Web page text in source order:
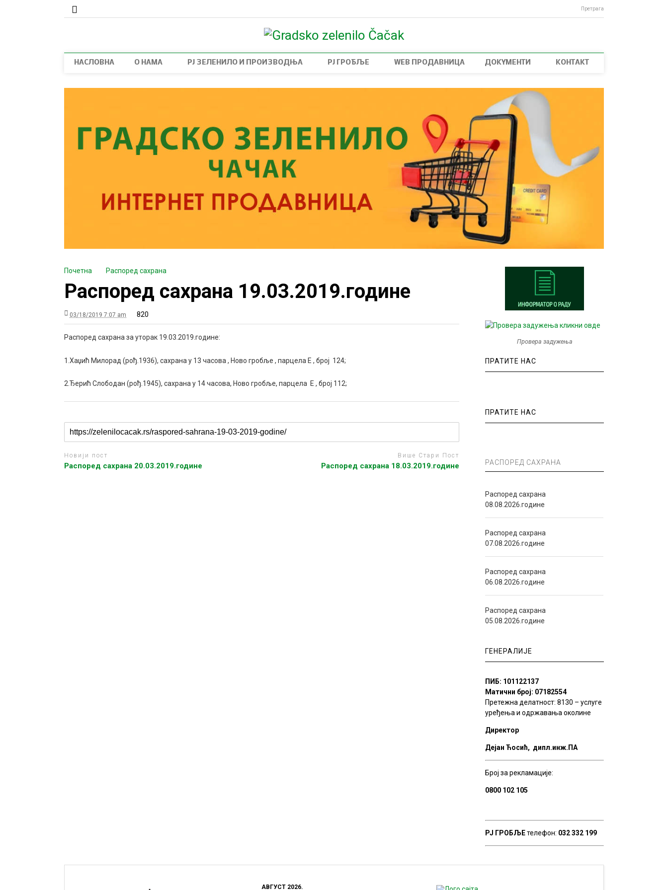
Претрага
НАСЛОВНА О НАМА РЈ ЗЕЛЕНИЛО И ПРОИЗВОДЊА РЈ ГРОБЉЕ WEB ПРОДАВНИЦА ДОКУМЕНТИ КОНТАКТ
Почетна Распоред сахрана
Распоред сахрана 19.03.2019.године
03/18/2019 7:07 am 820
Распоред сахрана за уторак 19.03.2019.године:
1.Хаџић Милорад (рођ.1936), сахрана у 13 часова , Ново гробље , парцела Е , број 124;
2.Ђерић Слободан (рођ.1945), сахрана у 14 часова, Ново гробље, парцела E , број 112;
Новији пост
Распоред сахрана 20.03.2019.године
Више Стари Пост
Распоред сахрана 18.03.2019.године
Провера задужења
ПРАТИТЕ НАС
ПРАТИТЕ НАС
РАСПОРЕД САХРАНА
Распоред сахрана
08.08.2026.године
Распоред сахрана
07.08.2026.године
Распоред сахрана
06.08.2026.године
Распоред сахрана
05.08.2026.године
ГЕНЕРАЛИЈЕ
ПИБ: 101122137
Матични број: 07182554
Претежна делатност: 8130 – услуге
уређења и одржавања околине
Директор
Дејан Ћосић, дипл.инж.ПА
Број за рекламације:
0800 102 105
РЈ ГРОБЉЕтелефон: 032 332 199
АВГУСТ 2026.